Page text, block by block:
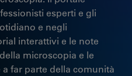
esperti e gli
e negli
interattivi e le note
microscopia e le
far parte della comunità